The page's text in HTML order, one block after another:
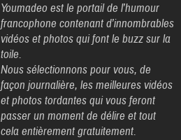
Youmadeo est le portail de l’humour
francophone contenant d’innombrables
vidéos et photos qui font le buzz sur la
toile.
Nous sélectionnons pour vous, de
façon journalière, les meilleures vidéos
et photos tordantes qui vous feront
passer un moment de délire et tout
cela entièrement gratuitement.